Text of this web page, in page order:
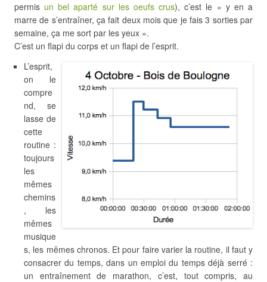
permis un bel aparté sur les oeufs crus), c’est le « y en a
marre de s’entraîner, ça fait deux mois que je fais 3 sorties par
semaine, ça me sort par les yeux ».
C’est un flapi du corps et un flapi de l’esprit.
L’esprit,
on le
compre
nd, se
lasse de
cette
routine :
toujours
les
mêmes
chemins
, les
mêmes
musique
s, les mêmes chronos. Et pour faire varier la routine, il faut y
consacrer du temps, dans un emploi du temps déjà serré :
un entraînement de marathon, c’est, tout compris, au